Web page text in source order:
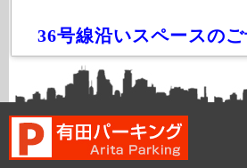
36号線沿いスペースの